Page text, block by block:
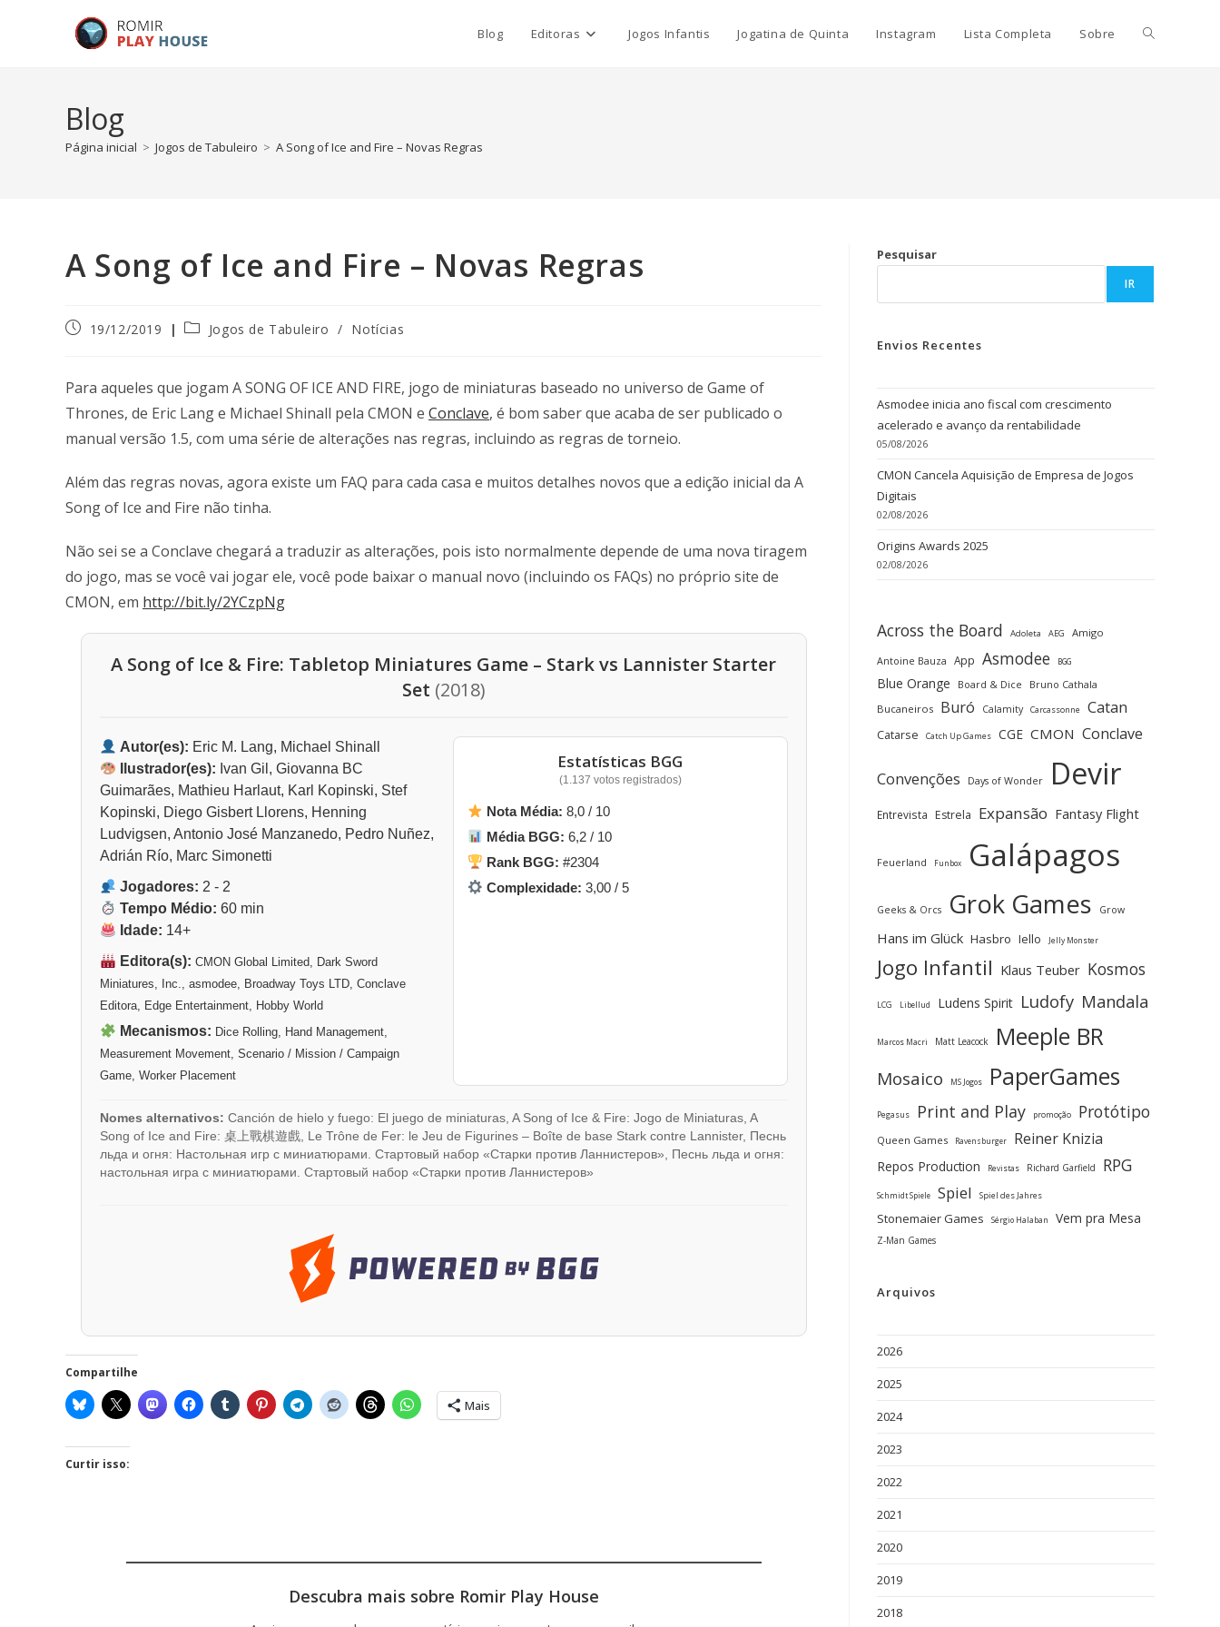
Blog Editoras Jogos Infantis Jogatina de Quinta Instagram Lista Completa Sobre
Blog
Página inicial > Jogos de Tabuleiro > A Song of Ice and Fire – Novas Regras
A Song of Ice and Fire – Novas Regras
19/12/2019 Jogos de Tabuleiro / Notícias
Para aqueles que jogam A SONG OF ICE AND FIRE, jogo de miniaturas baseado no universo de Game of
Thrones, de Eric Lang e Michael Shinall pela CMON e Conclave, é bom saber que acaba de ser publicado o
manual versão 1.5, com uma série de alterações nas regras, incluindo as regras de torneio.
Além das regras novas, agora existe um FAQ para cada casa e muitos detalhes novos que a edição inicial da A
Song of Ice and Fire não tinha.
Não sei se a Conclave chegará a traduzir as alterações, pois isto normalmente depende de uma nova tiragem
do jogo, mas se você vai jogar ele, você pode baixar o manual novo (incluindo os FAQs) no próprio site de
CMON, em http://bit.ly/2YCzpNg
A Song of Ice & Fire: Tabletop Miniatures Game – Stark vs Lannister Starter
Set (2018)
Autor(es): Eric M. Lang, Michael Shinall
Ilustrador(es): Ivan Gil, Giovanna BC
Guimarães, Mathieu Harlaut, Karl Kopinski, Stef
Kopinski, Diego Gisbert Llorens, Henning
Ludvigsen, Antonio José Manzanedo, Pedro Nuñez,
Adrián Río, Marc Simonetti
Jogadores: 2 - 2
Tempo Médio: 60 min
Idade: 14+
Editora(s): CMON Global Limited, Dark Sword
Miniatures, Inc., asmodee, Broadway Toys LTD, Conclave
Editora, Edge Entertainment, Hobby World
Mecanismos: Dice Rolling, Hand Management,
Measurement Movement, Scenario / Mission / Campaign
Game, Worker Placement
Estatísticas BGG
(1.137 votos registrados)
Nota Média: 8,0 / 10
Média BGG: 6,2 / 10
Rank BGG: #2304
Complexidade: 3,00 / 5
Nomes alternativos: Canción de hielo y fuego: El juego de miniaturas, A Song of Ice & Fire: Jogo de Miniaturas, A
Song of Ice and Fire: 桌上戰棋遊戲, Le Trône de Fer: le Jeu de Figurines – Boîte de base Stark contre Lannister, Песнь
льда и огня: Настольная игр с миниатюрами. Стартовый набор «Старки против Ланнистеров», Песнь льда и огня:
настольная игра с миниатюрами. Стартовый набор «Старки против Ланнистеров»
Compartilhe
Mais
Curtir isso:
Descubra mais sobre Romir Play House
Pesquisar
IR
Envios Recentes
Asmodee inicia ano fiscal com crescimento
acelerado e avanço da rentabilidade
05/08/2026
CMON Cancela Aquisição de Empresa de Jogos
Digitais
02/08/2026
Origins Awards 2025
02/08/2026
Across the Board Adoleta AEG Amigo
Antoine Bauza App Asmodee BGG
Blue Orange Board & Dice
Bruno Cathala
Bucaneiros Buró Calamity Carcassonne Catan
Catarse Catch Up Games CGE CMON Conclave
Convenções Days of Wonder Devir
Entrevista Estrela Expansão Fantasy Flight
Feuerland Funbox Galápagos
Geeks & Orcs Grok Games Grow
Hans im Glück Hasbro Iello Jelly Monster
Jogo Infantil Klaus Teuber Kosmos
LCG Libellud Ludens Spirit Ludofy Mandala
Marcos Macri Matt Leacock Meeple BR
Mosaico MS Jogos PaperGames
Pegasus Print and Play promoção Protótipo
Queen Games Ravensburger Reiner Knizia
Repos Production Revistas Richard Garfield RPG
Schmidt Spiele Spiel Spiel des Jahres
Stonemaier Games Sérgio Halaban Vem pra Mesa
Z-Man Games
Arquivos
2026
2025
2024
2023
2022
2021
2020
2019
2018